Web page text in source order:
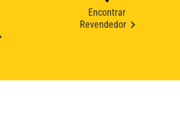
Encontrar
Revendedor